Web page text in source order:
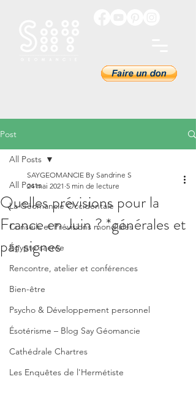
Post
All Posts
La Géomancie Occidentale
Conseils et Prévisions mondiales
Égypte sacrée
Rencontre, atelier et conférences
Bien-être
Psycho & Développement personnel
Ésotérisme – Blog Say Géomancie
Cathédrale Chartres
Les Enquêtes de l'Hermétiste
All Posts
Quelles prévisions pour la
France en Juin ? *générales et
par signes
SAYGEOMANCIE By Sandrine S
24 mai 2021 5 min de lecture